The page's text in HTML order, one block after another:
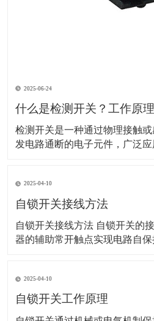
2025-06-24
什么是检测开关？工作原
检测开关是一种通过物理接触
发电路通断的电子元件，广泛
内部电路状态： 机械式：外力
弹片或触点变形，直接连通或断
2025-04-10
自锁开关接线方法
自锁开关接线方法 自锁开关的
器的辅助常开触点实现电路自保
触器线圈的A1端子，火线（L）
常闭触点（95），再连接至停
2025-04-10
自锁开关工作原理